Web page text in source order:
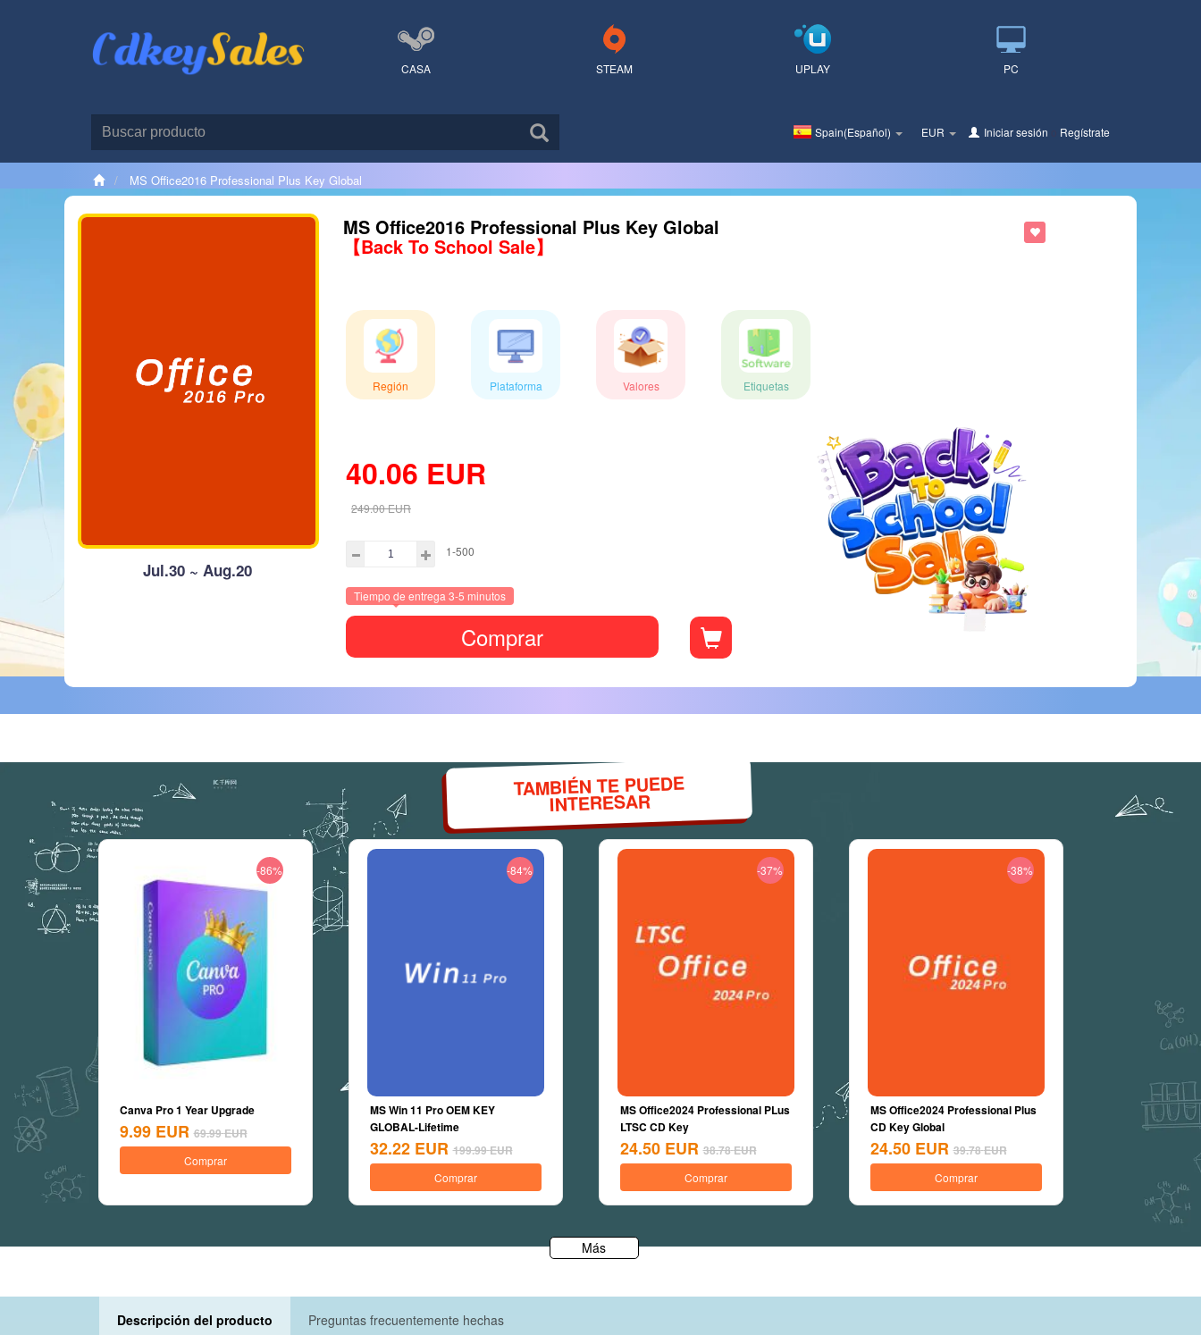
CASA STEAM UPLAY PC
Spain(Español) EUR Iniciar sesión Regístrate
MS Office2016 Professional Plus Key Global
Jul.30 ~ Aug.20
MS Office2016 Professional Plus Key Global
【Back To School Sale】
Región Plataforma Valores Etiquetas
40.06 EUR
249.00EUR
1-500
Tiempo de entrega 3-5 minutos
Comprar
TAMBIÉN TE PUEDE
INTERESAR
-86%
Canva Pro 1 Year Upgrade
9.99 EUR 69.99EUR
Comprar
-84%
MS Win 11 Pro OEM KEY
GLOBAL-Lifetime
32.22 EUR 199.99EUR
Comprar
-37%
MS Office2024 Professional PLus
LTSC CD Key
24.50 EUR 38.78EUR
Comprar
-38%
MS Office2024 Professional Plus
CD Key Global
24.50 EUR 39.78EUR
Comprar
Más
Descripción del producto Preguntas frecuentemente hechas